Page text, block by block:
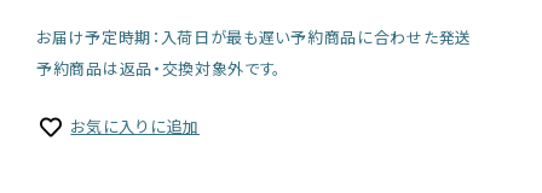
お届け予定時期：入荷日が最も遅い予約商品に合わせた発送
予約商品は返品・交換対象外です。
お気に入りに追加